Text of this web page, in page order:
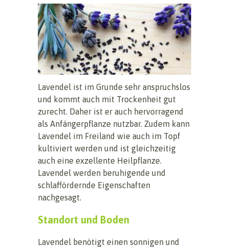
Lavendel ist im Grunde sehr anspruchslos
und kommt auch mit Trockenheit gut
zurecht. Daher ist er auch hervorragend
als Anfängerpflanze nutzbar. Zudem kann
Lavendel im Freiland wie auch im Topf
kultiviert werden und ist gleichzeitig
auch eine exzellente Heilpflanze.
Lavendel werden beruhigende und
schlaffördernde Eigenschaften
nachgesagt.
Standort und Boden
Lavendel benötigt einen sonnigen und